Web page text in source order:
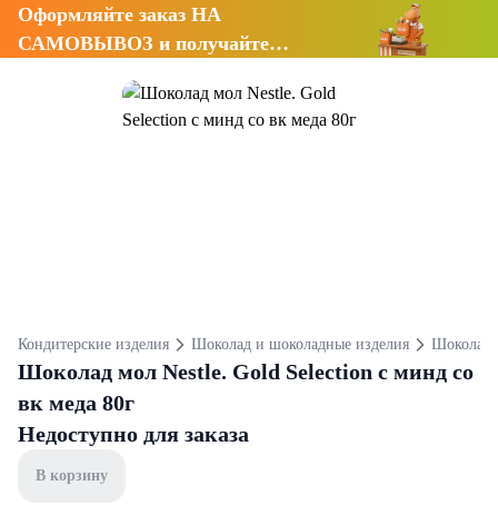
Оформляйте заказ НА
САМОВЫВОЗ и получайте
Кондитерские изделия Шоколад и шоколадные изделия Шоколад
Шоколад мол Nestle. Gold Selection с минд со
вк меда 80г
Недоступно для заказа
В корзину